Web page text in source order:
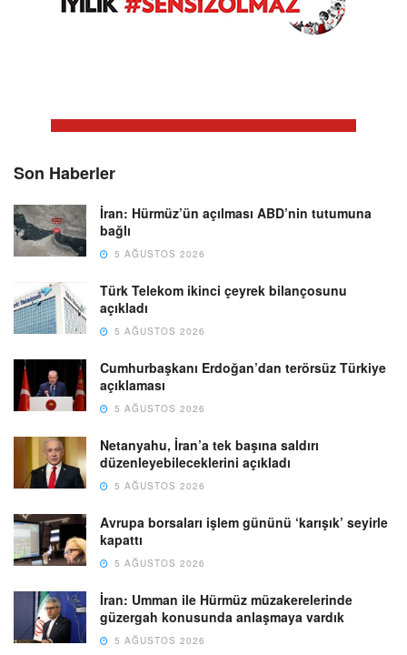
Son Haberler
İran: Hürmüz’ün açılması ABD’nin tutumuna
bağlı
5 AĞUSTOS 2026
Türk Telekom ikinci çeyrek bilançosunu
açıkladı
5 AĞUSTOS 2026
Cumhurbaşkanı Erdoğan’dan terörsüz Türkiye
açıklaması
5 AĞUSTOS 2026
Netanyahu, İran’a tek başına saldırı
düzenleyebileceklerini açıkladı
5 AĞUSTOS 2026
Avrupa borsaları işlem gününü ‘karışık’ seyirle
kapattı
5 AĞUSTOS 2026
İran: Umman ile Hürmüz müzakerelerinde
güzergah konusunda anlaşmaya vardık
5 AĞUSTOS 2026